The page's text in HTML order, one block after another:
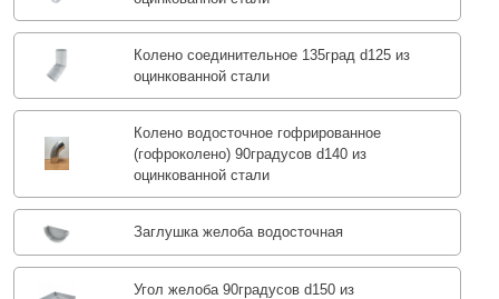
Колено соединительное 135град d125 из
оцинкованной стали
Колено водосточное гофрированное
(гофроколено) 90градусов d140 из
оцинкованной стали
Заглушка желоба водосточная
Угол желоба 90градусов d150 из